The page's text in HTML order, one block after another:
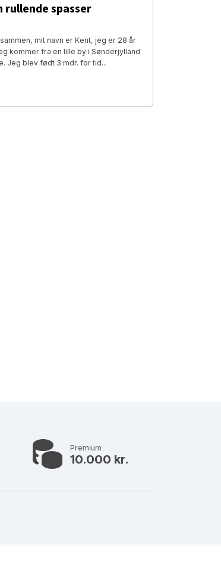
rullende spasser
mit navn er Kent, jeg er 28 år
kommer fra en lille by i Sønderjylland
Jeg blev født 3 mdr. for tid...
Premium
10.000 kr.